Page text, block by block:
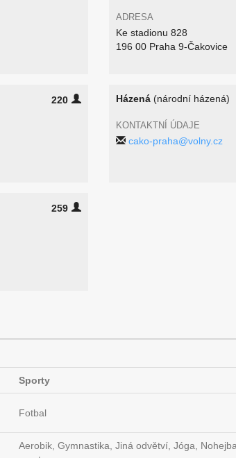
ADRESA
Ke stadionu 828
196 00 Praha 9-Čakovice
220 Házená (národní házená)
KONTAKTNÍ ÚDAJE
cako-praha@volny.cz
259
Sporty
Fotbal
Aerobik, Gymnastika, Jiná odvětví, Jóga,